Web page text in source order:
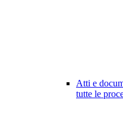
Atti e
tutte le